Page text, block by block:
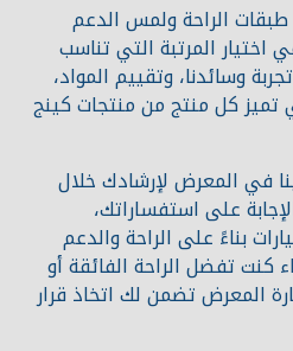
طبقات الراحة ولمس الدعم
المرتبة التي تناسب
وسائدنا، وتقييم المواد،
تميز كل منتج من منتجات كينج
في المعرض لإرشادك خلال
على استفساراتك،
بناءً على الراحة والدعم
كنت تفضل الراحة الفائقة أو
المعرض تضمن لك اتخاذ قرار